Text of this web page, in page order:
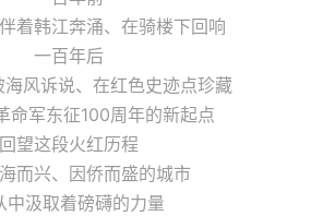
着韩江奔涌、在骑楼下回响
一百年后
海风诉说、在红色史迹点珍藏
命军东征100周年的新起点
回望这段火红历程
而兴、因侨而盛的城市
中汲取着磅礴的力量